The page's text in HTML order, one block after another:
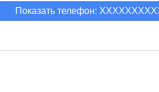
Показать телефон: